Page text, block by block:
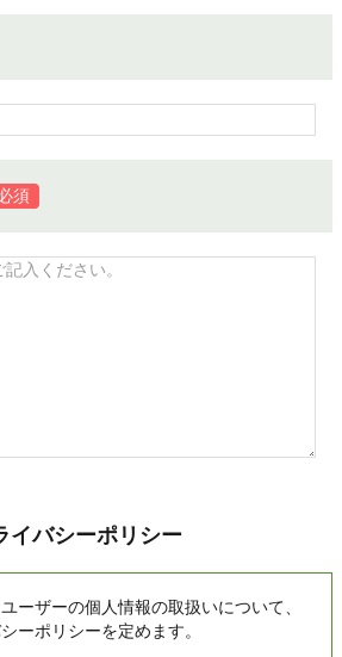
須
イバシーポリシー
ーザーの個人情報の取扱いについて、
ーポリシーを定めます。